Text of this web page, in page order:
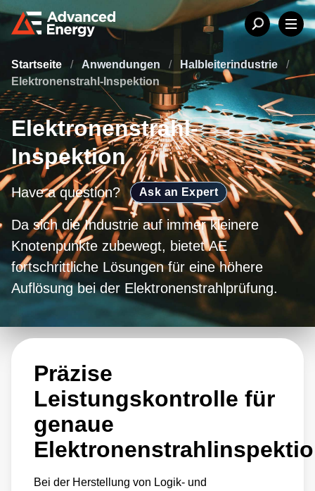
Startseite / Anwendungen / Halbleiterindustrie
/
Elektronenstrahl-Inspektion
Elektronenstrahl-
Inspektion
Have a question? Ask an Expert
Da sich die Industrie auf immer kleinere
Knotenpunkte zubewegt, bietet AE
fortschrittliche Lösungen für eine höhere
Auflösung bei der Elektronenstrahlprüfung.
Präzise
Leistungskontrolle für
genaue
Bei der Herstellung von Logik- und